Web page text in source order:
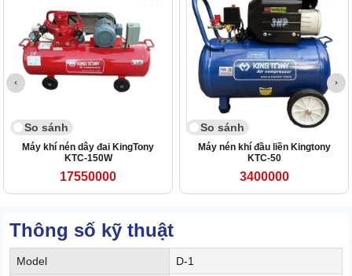
So sánh
Máy khí nén dây đai KingTony
KTC-150W
17550000
So sánh
Máy nén khí đầu liền Kingtony
KTC-50
3400000
Thông số kỹ thuật
Model D-1